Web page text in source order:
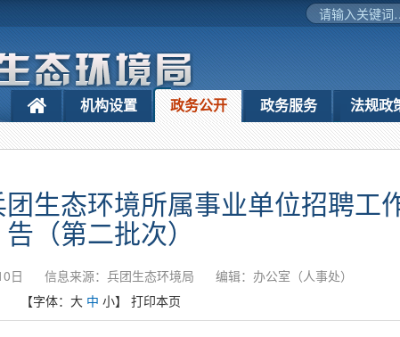
机构设置 政务公开 政务服务 法规政
生态环境所属事业单位招聘工
告（第二批次）
日 信息来源：兵团生态环境局
编辑：办公室（人事处）
【字体： 大 中 小】 打印本页